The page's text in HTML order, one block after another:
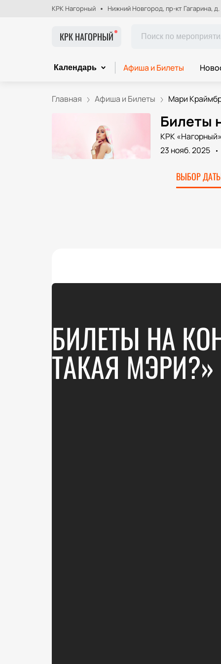
КРК Нагорный Нижний Новгород, пр-кт Гагарина, д.
КРК НАГОРНЫЙ
Календарь Афиша и Билеты
Главная Афиша и Билеты Мари
Билеты
КРК
23 нояб. 2025
ВЫБОР
БИЛЕТЫ НА
ТАКАЯ МЭРИ?»